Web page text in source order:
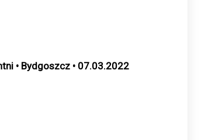
• Bydgoszcz • 07.03.2022